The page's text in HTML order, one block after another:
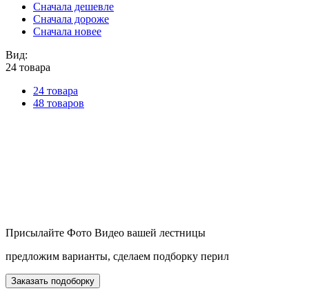
Сначала дешевле
Сначала дороже
Сначала новее
Вид:
24 товара
24 товара
48 товаров
Присылайте Фото Видео вашей лестницы
предложим варианты, сделаем подборку перил
Заказать подоборку